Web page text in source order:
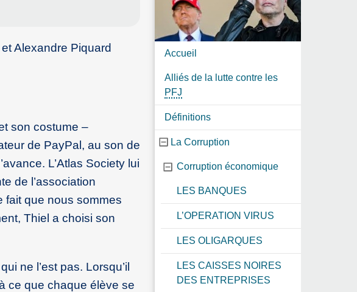
Alexandre Piquard
son costume –
de PayPal, au son de
L’Atlas Society lui
de l’association
fait que nous sommes
Thiel a choisi son
ne l’est pas. Lorsqu’il
ce que chaque élève se
Accueil
Alliés de la lutte contre les
PFJ
Définitions
La Corruption
Corruption économique
LES BANQUES
L’OPERATION VIRUS
LES OLIGARQUES
LES CAISSES NOIRES
DES ENTREPRISES